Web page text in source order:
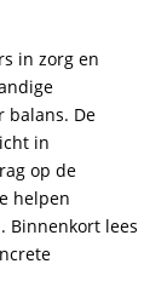
in zorg en
balans. De
in
op de
helpen
Binnenkort lees